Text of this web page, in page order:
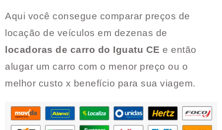
Aqui você consegue comparar preços de
locação de veículos em dezenas de
locadoras de carro do Iguatu CE e então
alugar um carro com o menor preço ou o
melhor custo x benefício para sua viagem.